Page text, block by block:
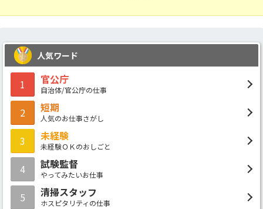
人気ワード
1 官公庁
自治体/官公庁の仕事
2 短期
人気のお仕事さがし
3 未経験
未経験ＯＫのおしごと
4 試験監督
やってみたいお仕事
5 清掃スタッフ
ホスピタリティの仕事